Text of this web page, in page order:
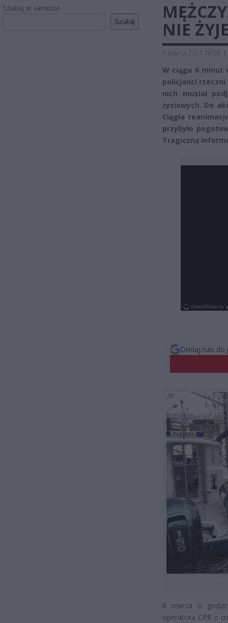
Szukaj w serwisie
Szukaj
NIE
9 marca 2021 16:58 |
W ciągu 6 minut
policjanci
nich musiał
życiowych. Do
Ciągła
przybyło
Tragiczną
Dodaj nas do
8 marca o
operatora CPR o